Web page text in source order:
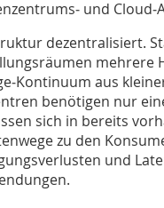
und
dezentralisiert.
mehrere
aus
benötigen nur
sich in bereits
zu den
und